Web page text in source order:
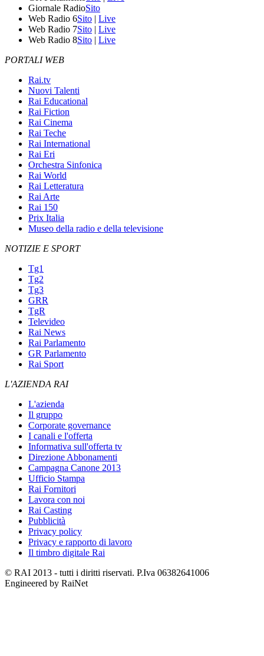
Giornale RadioSito
Web Radio 6Sito | Live
Web Radio 7Sito | Live
Web Radio 8Sito | Live
PORTALI WEB
Rai.tv
Nuovi Talenti
Rai Educational
Rai Fiction
Rai Cinema
Rai Teche
Rai International
Rai Eri
Orchestra Sinfonica
Rai World
Rai Letteratura
Rai Arte
Rai 150
Prix Italia
Museo della radio e della televisione
NOTIZIE E SPORT
Tg1
Tg2
Tg3
GRR
TgR
Televideo
Rai News
Rai Parlamento
GR Parlamento
Rai Sport
L'AZIENDA RAI
L'azienda
Il gruppo
Corporate governance
I canali e l'offerta
Informativa sull'offerta tv
Direzione Abbonamenti
Campagna Canone 2013
Ufficio Stampa
Rai Fornitori
Lavora con noi
Rai Casting
Pubblicità
Privacy policy
Privacy e rapporto di lavoro
Il timbro digitale Rai
© RAI 2013 - tutti i diritti riservati. P.Iva 06382641006
Engineered by RaiNet